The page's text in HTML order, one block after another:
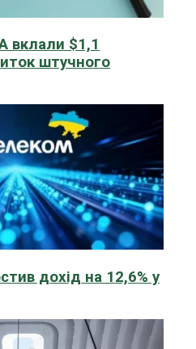
вклали $1,1
штучного
дохід на 12,6% у